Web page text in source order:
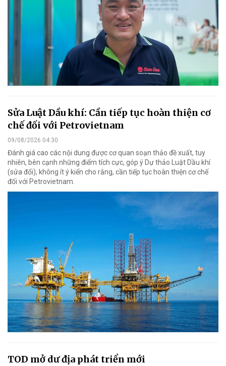
Sửa Luật Dầu khí: Cần tiếp tục hoàn thiện cơ
chế đối với Petrovietnam
09/08/2026 04:30
Đánh giá cao các nội dung được cơ quan soạn thảo đề xuất, tuy
nhiên, bên cạnh những điểm tích cực, góp ý Dự thảo Luật Dầu khí
(sửa đổi), không ít ý kiến cho rằng, cần tiếp tục hoàn thiện cơ chế
đối với Petrovietnam.
TOD mở dư địa phát triển mới